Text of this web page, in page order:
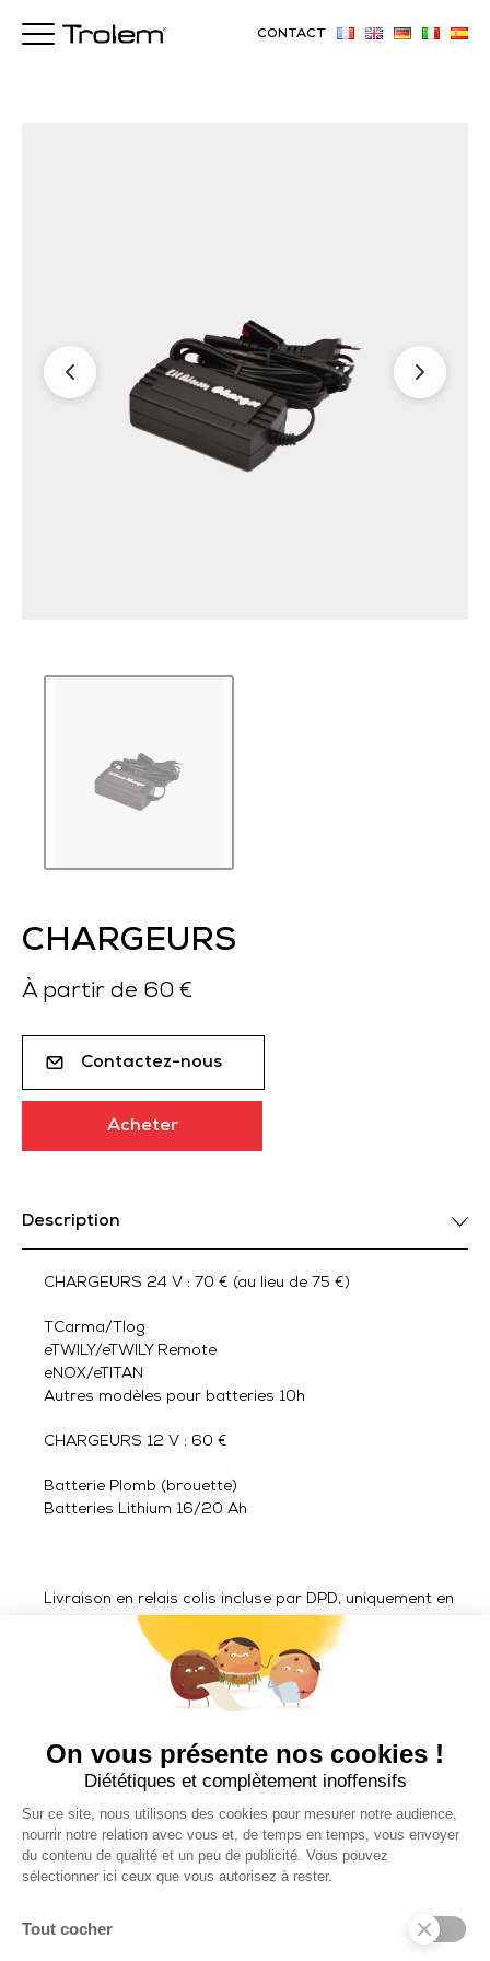
CONTACT
CHARGEURS
À partir de 60 €
Contactez-nous
Acheter
Description
CHARGEURS 24 V : 70 € (au lieu de 75 €)
TCarma/Tlog
eTWILY/eTWILY Remote
eNOX/eTITAN
Autres modèles pour batteries 10h
CHARGEURS 12 V : 60 €
Batterie Plomb (brouette)
Batteries Lithium 16/20 Ah
Livraison en relais colis incluse par DPD, uniquement en
France métropolitaine.
Livraison ACCESSOIRES hors France métropolitaine en
zone Euro : 25 € TTC